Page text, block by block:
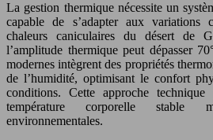
La gestion thermique nécessite un
capable de s’adapter aux variations
chaleurs caniculaires du désert de
l’amplitude thermique peut dépasser
modernes intègrent des propriétés
de l’humidité, optimisant le confort
conditions. Cette approche
température corporelle stable
environnementales.